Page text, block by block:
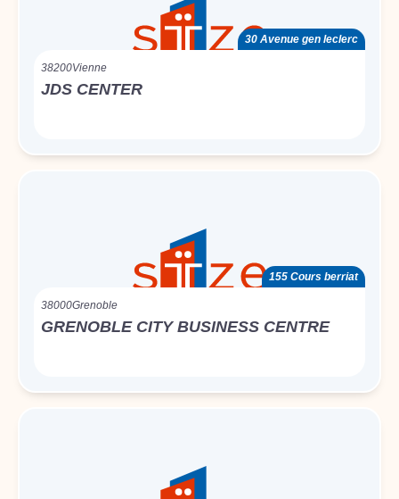
30 Avenue gen leclerc
38200Vienne
JDS CENTER
155 Cours berriat
38000Grenoble
GRENOBLE CITY BUSINESS CENTRE